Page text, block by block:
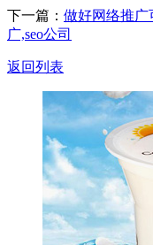
下一篇： 做好网络推广
广,seo公司
返回列表